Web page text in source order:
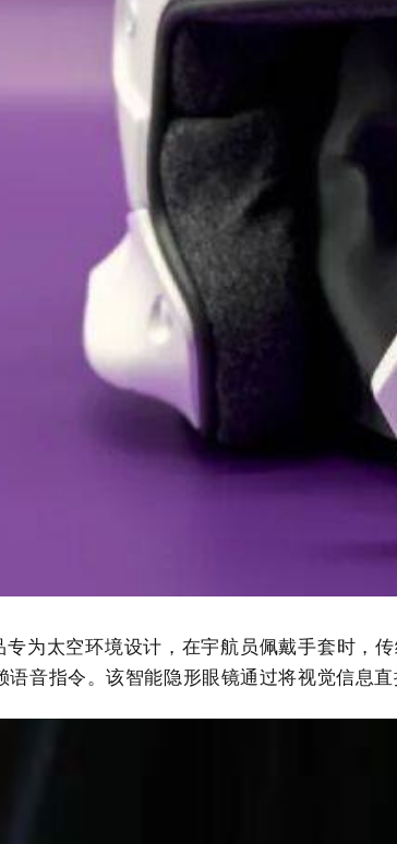
专为太空环境设计，在宇航员佩戴手套时
音指令。该智能隐形眼镜通过将视觉信息